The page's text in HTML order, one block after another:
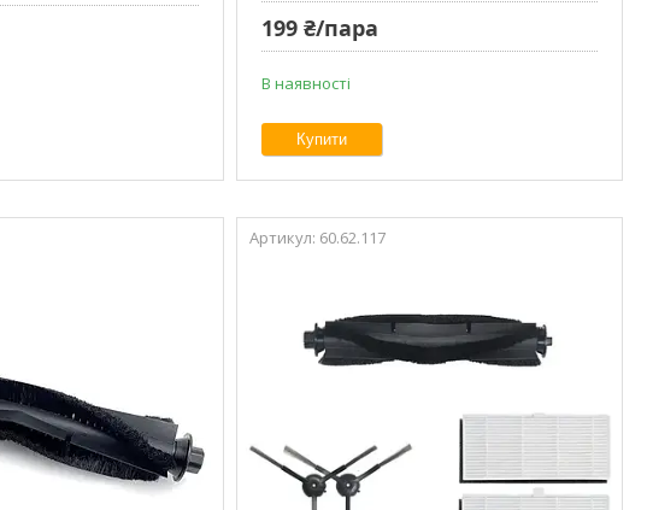
199 ₴/пара
В наявності
Купити
60.62.117